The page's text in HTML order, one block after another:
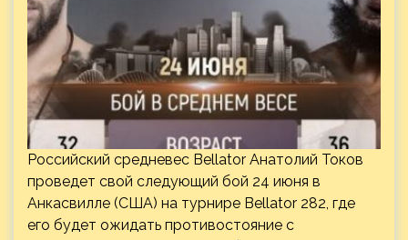
Российский средневес Bellator Анатолий Токов
проведет свой следующий бой 24 июня в
Анкасвилле (США) на турнире Bellator 282, где
его будет ожидать противостояние с